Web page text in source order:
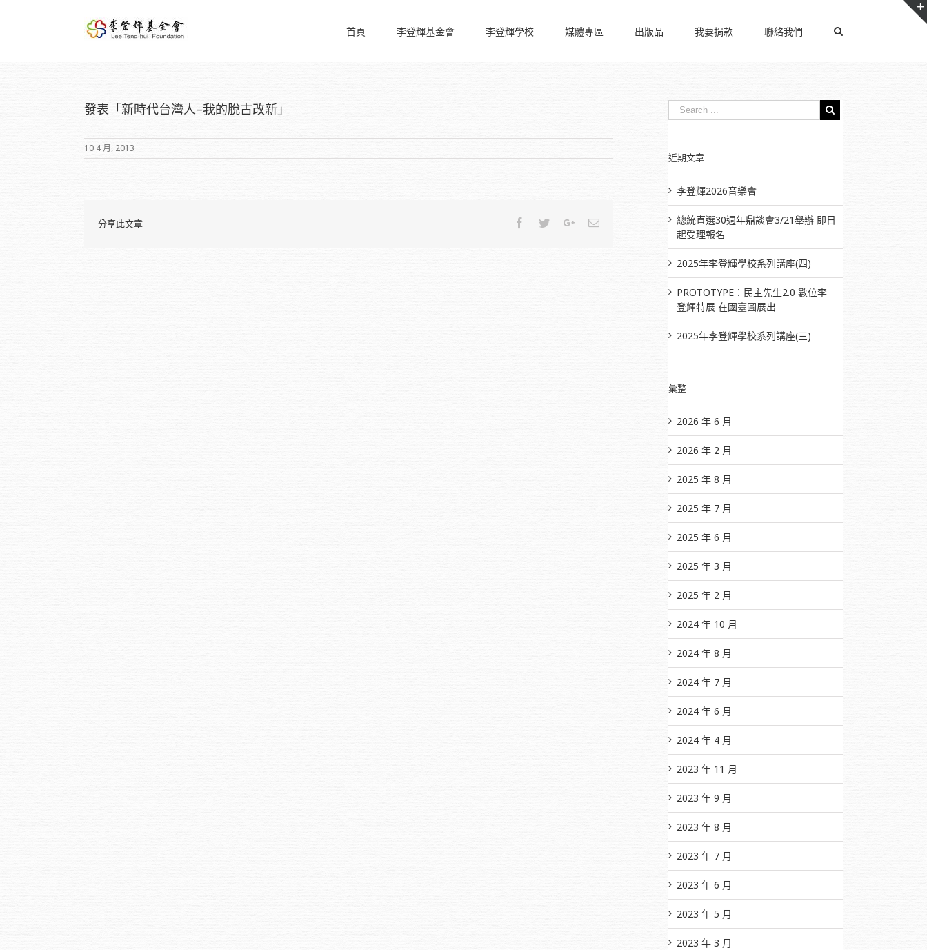
首頁 李登輝基金會 李登輝學校 媒體專區 出版品 我要捐款 聯絡我們
發表「新時代台灣人–我的脫古改新」
10 4 月, 2013
分享此文章 Facebook
TwitterGoogle+Email
近期文章
李登輝2026音樂會
總統直選30週年鼎談會3/21舉辦 即日
起受理報名
2025年李登輝學校系列講座(四)
PROTOTYPE：民主先生2.0 數位李
登輝特展 在國臺圖展出
2025年李登輝學校系列講座(三)
彙整
2026 年 6 月
2026 年 2 月
2025 年 8 月
2025 年 7 月
2025 年 6 月
2025 年 3 月
2025 年 2 月
2024 年 10 月
2024 年 8 月
2024 年 7 月
2024 年 6 月
2024 年 4 月
2023 年 11 月
2023 年 9 月
2023 年 8 月
2023 年 7 月
2023 年 6 月
2023 年 5 月
2023 年 3 月